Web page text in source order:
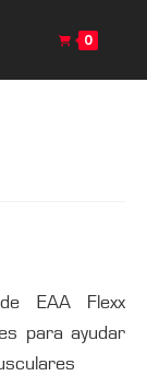
0
EAA Flexx
para ayudar